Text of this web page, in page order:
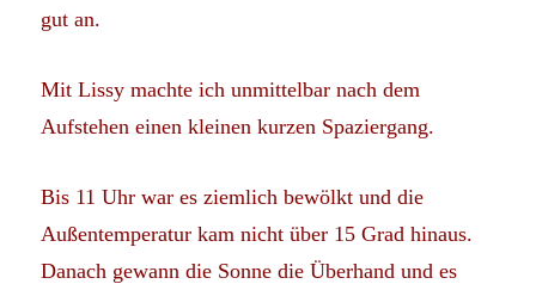
gut an.
Mit Lissy machte ich unmittelbar nach dem
Aufstehen einen kleinen kurzen Spaziergang.
Bis 11 Uhr war es ziemlich bewölkt und die
Außentemperatur kam nicht über 15 Grad hinaus.
Danach gewann die Sonne die Überhand und es